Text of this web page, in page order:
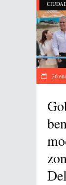
26